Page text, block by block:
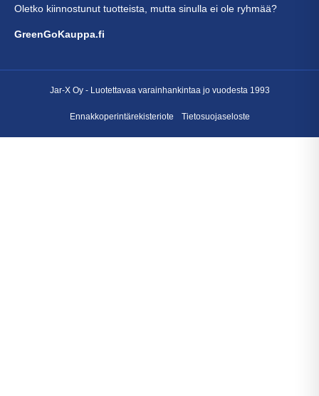
Oletko kiinnostunut tuotteista, mutta sinulla ei ole ryhmää?
GreenGoKauppa.fi
Jar-X Oy - Luotettavaa varainhankintaa jo vuodesta 1993
Ennakkoperintärekisteriote Tietosuojaseloste